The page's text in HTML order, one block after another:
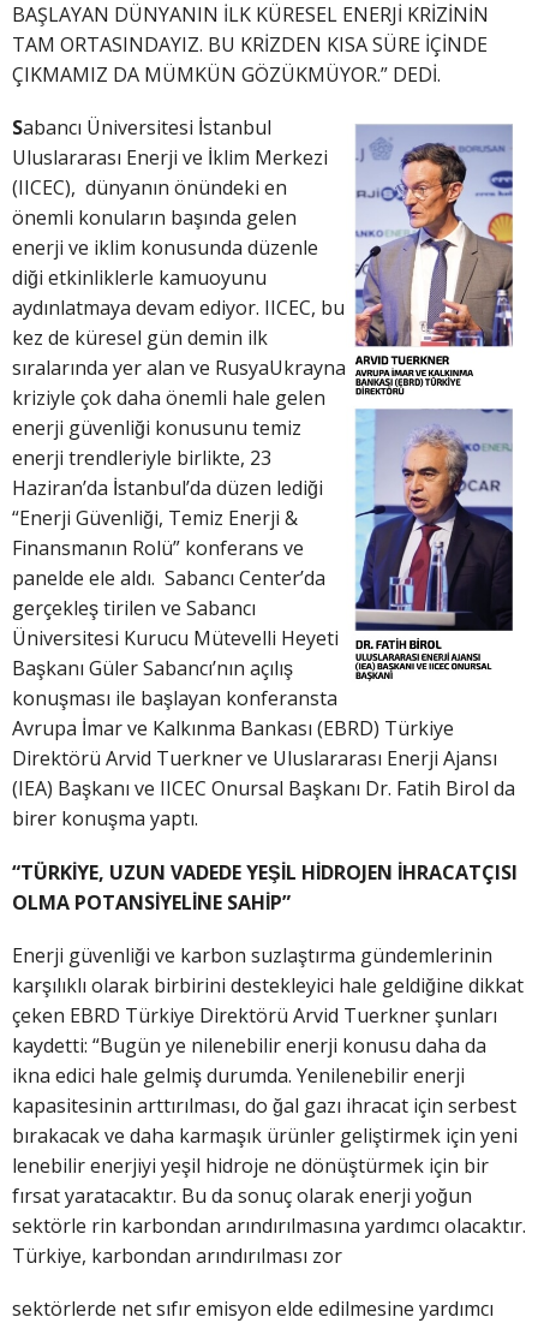
BAŞLAYAN DÜNYANIN İLK KÜRESEL ENERJİ KRİZİNİN
TAM ORTASINDAYIZ. BU KRİZDEN KISA SÜRE İÇİNDE
ÇIKMAMIZ DA MÜMKÜN GÖZÜKMÜYOR.” DEDİ.
Sabancı Üniversitesi İstanbul
Uluslararası Enerji ve İklim Merkezi
(IICEC), dünyanın önündeki en
önemli konuların başında gelen
enerji ve iklim konusunda düzenle
diği etkinliklerle kamuoyunu
aydınlatmaya devam ediyor. IICEC, bu
kez de küresel gün demin ilk
sıralarında yer alan ve RusyaUkrayna
kriziyle çok daha önemli hale gelen
enerji güvenliği konusunu temiz
enerji trendleriyle birlikte, 23
Haziran’da İstanbul’da düzen lediği
“Enerji Güvenliği, Temiz Enerji &
Finansmanın Rolü” konferans ve
panelde ele aldı. Sabancı Center’da
gerçekleş tirilen ve Sabancı
Üniversitesi Kurucu Mütevelli Heyeti
Başkanı Güler Sabancı’nın açılış
konuşması ile başlayan konferansta
Avrupa İmar ve Kalkınma Bankası (EBRD) Türkiye
Direktörü Arvid Tuerkner ve Uluslararası Enerji Ajansı
(IEA) Başkanı ve IICEC Onursal Başkanı Dr. Fatih Birol da
birer konuşma yaptı.
“TÜRKİYE, UZUN VADEDE YEŞİL HİDROJEN İHRACATÇISI
OLMA POTANSİYELİNE SAHİP”
Enerji güvenliği ve karbon suzlaştırma gündemlerinin
karşılıklı olarak birbirini destekleyici hale geldiğine dikkat
çeken EBRD Türkiye Direktörü Arvid Tuerkner şunları
kaydetti: “Bugün ye nilenebilir enerji konusu daha da
ikna edici hale gelmiş durumda. Yenilenebilir enerji
kapasitesinin arttırılması, do ğal gazı ihracat için serbest
bırakacak ve daha karmaşık ürünler geliştirmek için yeni
lenebilir enerjiyi yeşil hidroje ne dönüştürmek için bir
fırsat yaratacaktır. Bu da sonuç olarak enerji yoğun
sektörle rin karbondan arındırılmasına yardımcı olacaktır.
Türkiye, karbondan arındırılması zor
sektörlerde net sıfır emisyon elde edilmesine yardımcı